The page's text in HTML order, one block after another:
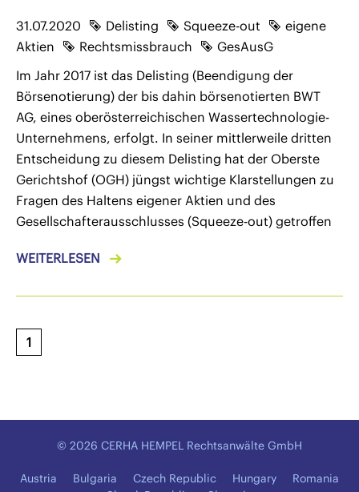
31.07.2020 Delisting Squeeze-out
eigene
Aktien
Rechtsmissbrauch
GesAusG
Im Jahr 2017 ist das Delisting (Beendigung der
Börsenotierung) der bis dahin börsenotierten BWT
AG, eines oberösterreichischen Wassertechnologie-
Unternehmens, erfolgt. In seiner mittlerweile dritten
Entscheidung zu diesem Delisting hat der Oberste
Gerichtshof (OGH) jüngst wichtige Klarstellungen zu
Fragen des Haltens eigener Aktien und des
Gesellschafterausschlusses (Squeeze-out) getroffen
WEITERLESEN
1
© 2026 CERHA HEMPEL Rechtsanwälte GmbH
Austria Bulgaria Czech Republic Hungary
Romania